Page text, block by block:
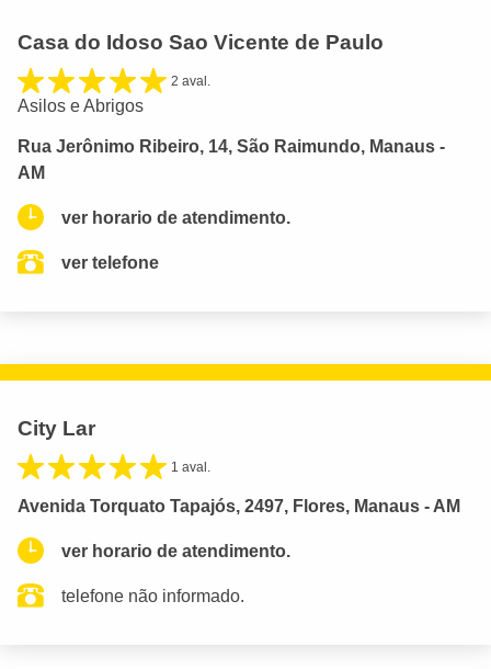
Casa do Idoso Sao Vicente de Paulo
2 aval.
Asilos e Abrigos
Rua Jerônimo Ribeiro, 14, São Raimundo, Manaus -
AM
ver horario de atendimento.
ver telefone
City Lar
1 aval.
Avenida Torquato Tapajós, 2497, Flores, Manaus - AM
ver horario de atendimento.
telefone não informado.